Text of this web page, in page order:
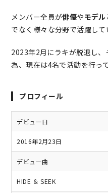
メンバー全員が俳優やモデル
でなく様々な分野で活躍して
2023年2月にラキが脱退し
為、現在は4名で活動を行っ
プロフィール
デビュー日
2016年2月23日
デビュー曲
HIDE ＆ SEEK